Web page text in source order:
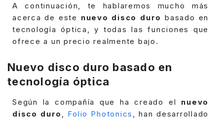
A continuación, te hablaremos mucho más
acerca de este nuevo disco duro basado en
tecnología óptica, y todas las funciones que
ofrece a un precio realmente bajo.
Nuevo disco duro basado en
tecnología óptica
Según la compañía que ha creado el nuevo
disco duro , Folio Photonics , han desarrollado